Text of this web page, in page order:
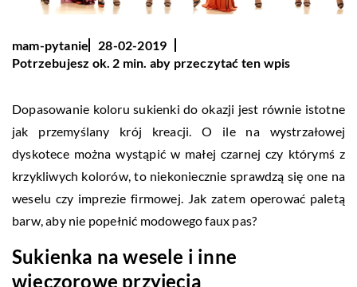
mam-pytanie
28-02-2019
Potrzebujesz ok. 2 min. aby przeczytać ten wpis
Dopasowanie koloru sukienki do okazji jest równie istotne
jak przemyślany krój kreacji. O ile na wystrzałowej
dyskotece można wystąpić w małej czarnej czy którymś z
krzykliwych kolorów, to niekoniecznie sprawdzą się one na
weselu czy imprezie firmowej. Jak zatem operować paletą
barw, aby nie popełnić modowego faux pas?
Sukienka na wesele i inne
wieczorowe przyjęcia